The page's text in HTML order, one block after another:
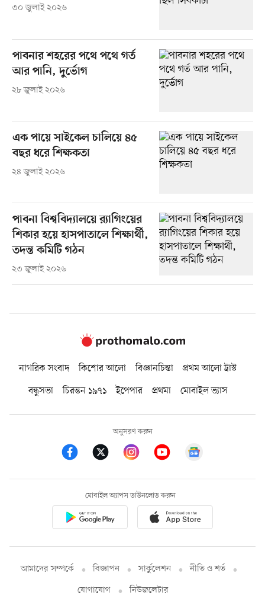
৩০ জুলাই ২০২৬
পাবনার শহরের পথে পথে গর্ত
আর পানি, দুর্ভোগ
২৮ জুলাই ২০২৬
এক পায়ে সাইকেল চালিয়ে ৪৫
বছর ধরে শিক্ষকতা
২৪ জুলাই ২০২৬
পাবনা বিশ্ববিদ্যালয়ে র‍্যাগিংয়ের
শিকার হয়ে হাসপাতালে শিক্ষার্থী,
তদন্ত কমিটি গঠন
২৩ জুলাই ২০২৬
নাগরিক সংবাদ কিশোর আলো বিজ্ঞানচিন্তা
প্রথম আলো ট্রাস্ট
বন্ধুসভা
চিরন্তন ১৯৭১ ইপেপার প্রথমা মোবাইল ভ্যাস
অনুসরণ করুন
মোবাইল অ্যাপস ডাউনলোড করুন
আমাদের সম্পর্কে বিজ্ঞাপন সার্কুলেশন
নীতি ও শর্ত
যোগাযোগ
নিউজলেটার